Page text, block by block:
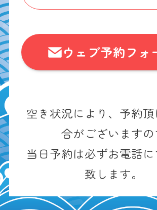
ウェブ予約フォ
空き状況により、予約
合がございます
当日予約は必ずお電話
致します。